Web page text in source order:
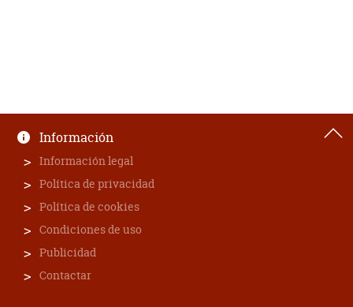
Información
Información legal
Política de privacidad
Política de cookies
Condiciones de uso
Publicidad
Contactar